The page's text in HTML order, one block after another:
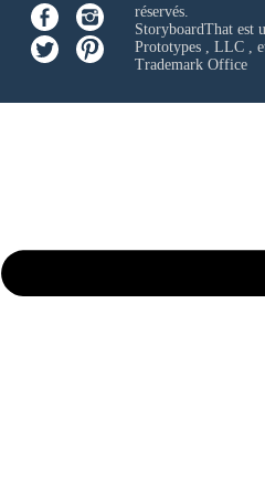
réservés.
StoryboardThat est
Prototypes , LLC,
Trademark Office